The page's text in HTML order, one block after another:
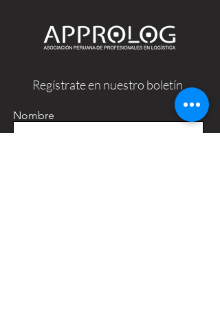
Regístrate en nuestro boletín
Nombre